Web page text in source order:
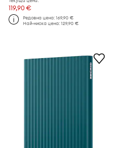
119,90 €
Редовна цена:169,90 €
Най-ниска цена:129,90 €